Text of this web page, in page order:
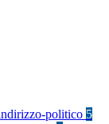
politico 5